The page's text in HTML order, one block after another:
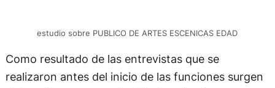
estudio sobre PUBLICO DE ARTES ESCENICAS EDAD
Como resultado de las entrevistas que se
realizaron antes del inicio de las funciones surgen